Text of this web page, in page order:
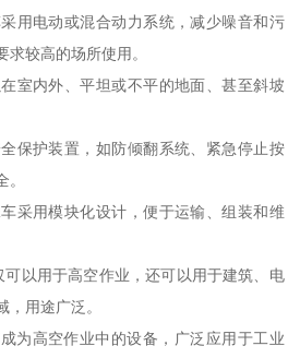
用电动或混合动力系统，减少噪音和污
较高的场所使用。
室内外、平坦或不平的地面、甚至斜坡
保护装置，如防倾翻系统、紧急停止按
采用模块化设计，便于运输、组装和维
可以用于高空作业，还可以用于建筑、电
用途广泛。
为高空作业中的设备，广泛应用于工业